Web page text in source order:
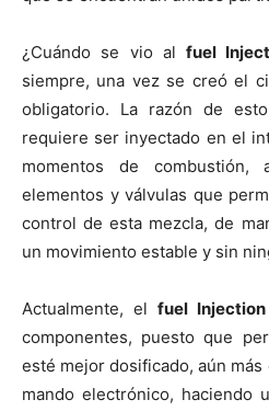
¿Cuándo se vio alfuel
siempre, una vez se creó el
obligatorio. La razón de
requiere ser inyectado en el
momentos de combustión,
elementos y válvulas que
control de esta mezcla, de
un movimiento estable y sin
Actualmente, el fuel Injection
componentes, puesto que
esté mejor dosificado, aún
mando electrónico, haciendo